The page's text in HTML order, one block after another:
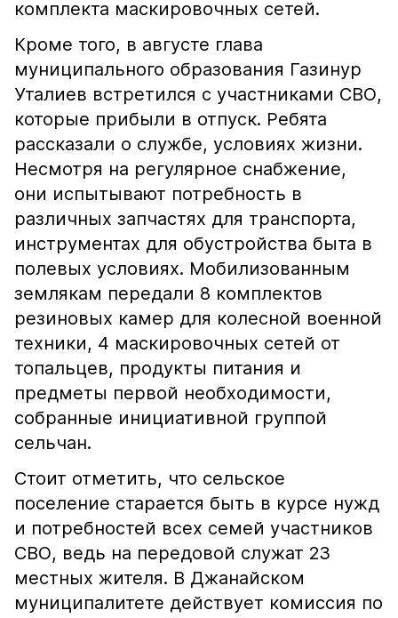
комплекта маскировочных сетей.
Кроме того, в августе глава
муниципального образования Газинур
Уталиев встретился с участниками СВО,
которые прибыли в отпуск. Ребята
рассказали о службе, условиях жизни.
Несмотря на регулярное снабжение,
они испытывают потребность в
различных запчастях для транспорта,
инструментах для обустройства быта в
полевых условиях. Мобилизованным
землякам передали 8 комплектов
резиновых камер для колесной военной
техники, 4 маскировочных сетей от
топальцев, продукты питания и
предметы первой необходимости,
собранные инициативной группой
сельчан.
Стоит отметить, что сельское
поселение старается быть в курсе нужд
и потребностей всех семей участников
СВО, ведь на передовой служат 23
местных жителя. В Джанайском
муниципалитете действует комиссия по